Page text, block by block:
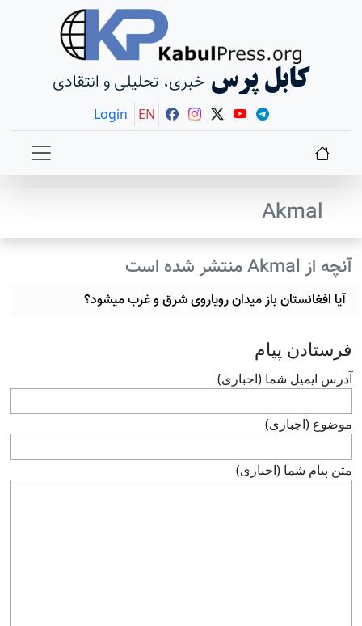
کابل پرس خبری، تحلیلی و انتقادی
Login EN
Akmal
آنچه از Akmal منتشر شده است
آیا افغانستان باز میدان رویاروی شرق و غرب میشود؟
فرستادن پيام
آدرس ايميل شما (اجباری)
موضوع (اجباری)
متن پيام شما (اجباری)